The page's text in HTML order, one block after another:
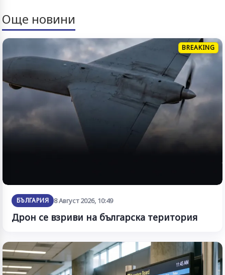
Още новини
BREAKING
БЪЛГАРИЯ 8 Август 2026, 10:49
Дрон се взриви на българска територия